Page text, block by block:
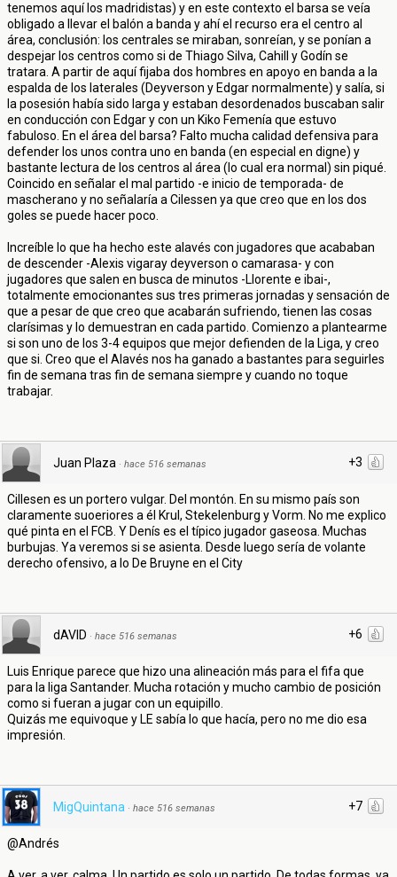
tenemos aquí los madridistas) y en este contexto el barsa se veía
obligado a llevar el balón a banda y ahí el recurso era el centro al
área, conclusión: los centrales se miraban, sonreían, y se ponían a
despejar los centros como si de Thiago Silva, Cahill y Godín se
tratara. A partir de aquí fijaba dos hombres en apoyo en banda a la
espalda de los laterales (Deyverson y Edgar normalmente) y salía, si
la posesión había sido larga y estaban desordenados buscaban salir
en conducción con Edgar y con un Kiko Femenía que estuvo
fabuloso. En el área del barsa? Falto mucha calidad defensiva para
defender los unos contra uno en banda (en especial en digne) y
bastante lectura de los centros al área (lo cual era normal) sin piqué.
Coincido en señalar el mal partido -e inicio de temporada- de
mascherano y no señalaría a Cilessen ya que creo que en los dos
goles se puede hacer poco.
Increíble lo que ha hecho este alavés con jugadores que acababan
de descender -Alexis vigaray deyverson o camarasa- y con
jugadores que salen en busca de minutos -Llorente e ibai-,
totalmente emocionantes sus tres primeras jornadas y sensación de
que a pesar de que creo que acabarán sufriendo, tienen las cosas
clarísimas y lo demuestran en cada partido. Comienzo a plantearme
si son uno de los 3-4 equipos que mejor defienden de la Liga, y creo
que si. Creo que el Alavés nos ha ganado a bastantes para seguirles
fin de semana tras fin de semana siempre y cuando no toque
trabajar.
+3
Juan Plaza · hace 516 semanas
Cillesen es un portero vulgar. Del montón. En su mismo país son
claramente suoeriores a él Krul, Stekelenburg y Vorm. No me explico
qué pinta en el FCB. Y Denís es el típico jugador gaseosa. Muchas
burbujas. Ya veremos si se asienta. Desde luego sería de volante
derecho ofensivo, a lo De Bruyne en el City
+6
dAVID · hace 516 semanas
Luis Enrique parece que hizo una alineación más para el fifa que
para la liga Santander. Mucha rotación y mucho cambio de posición
como si fueran a jugar con un equipillo.
Quizás me equivoque y LE sabía lo que hacía, pero no me dio esa
impresión.
+7
MigQuintana · hace 516 semanas
@Andrés